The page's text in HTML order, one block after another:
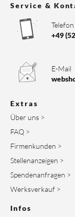
Service &
Telefon
+49
E-Mail
Extras
Über uns >
FAQ >
Firmenkunden >
Stellenanzeigen >
Spendenanfragen >
Werksverkauf >
Infos